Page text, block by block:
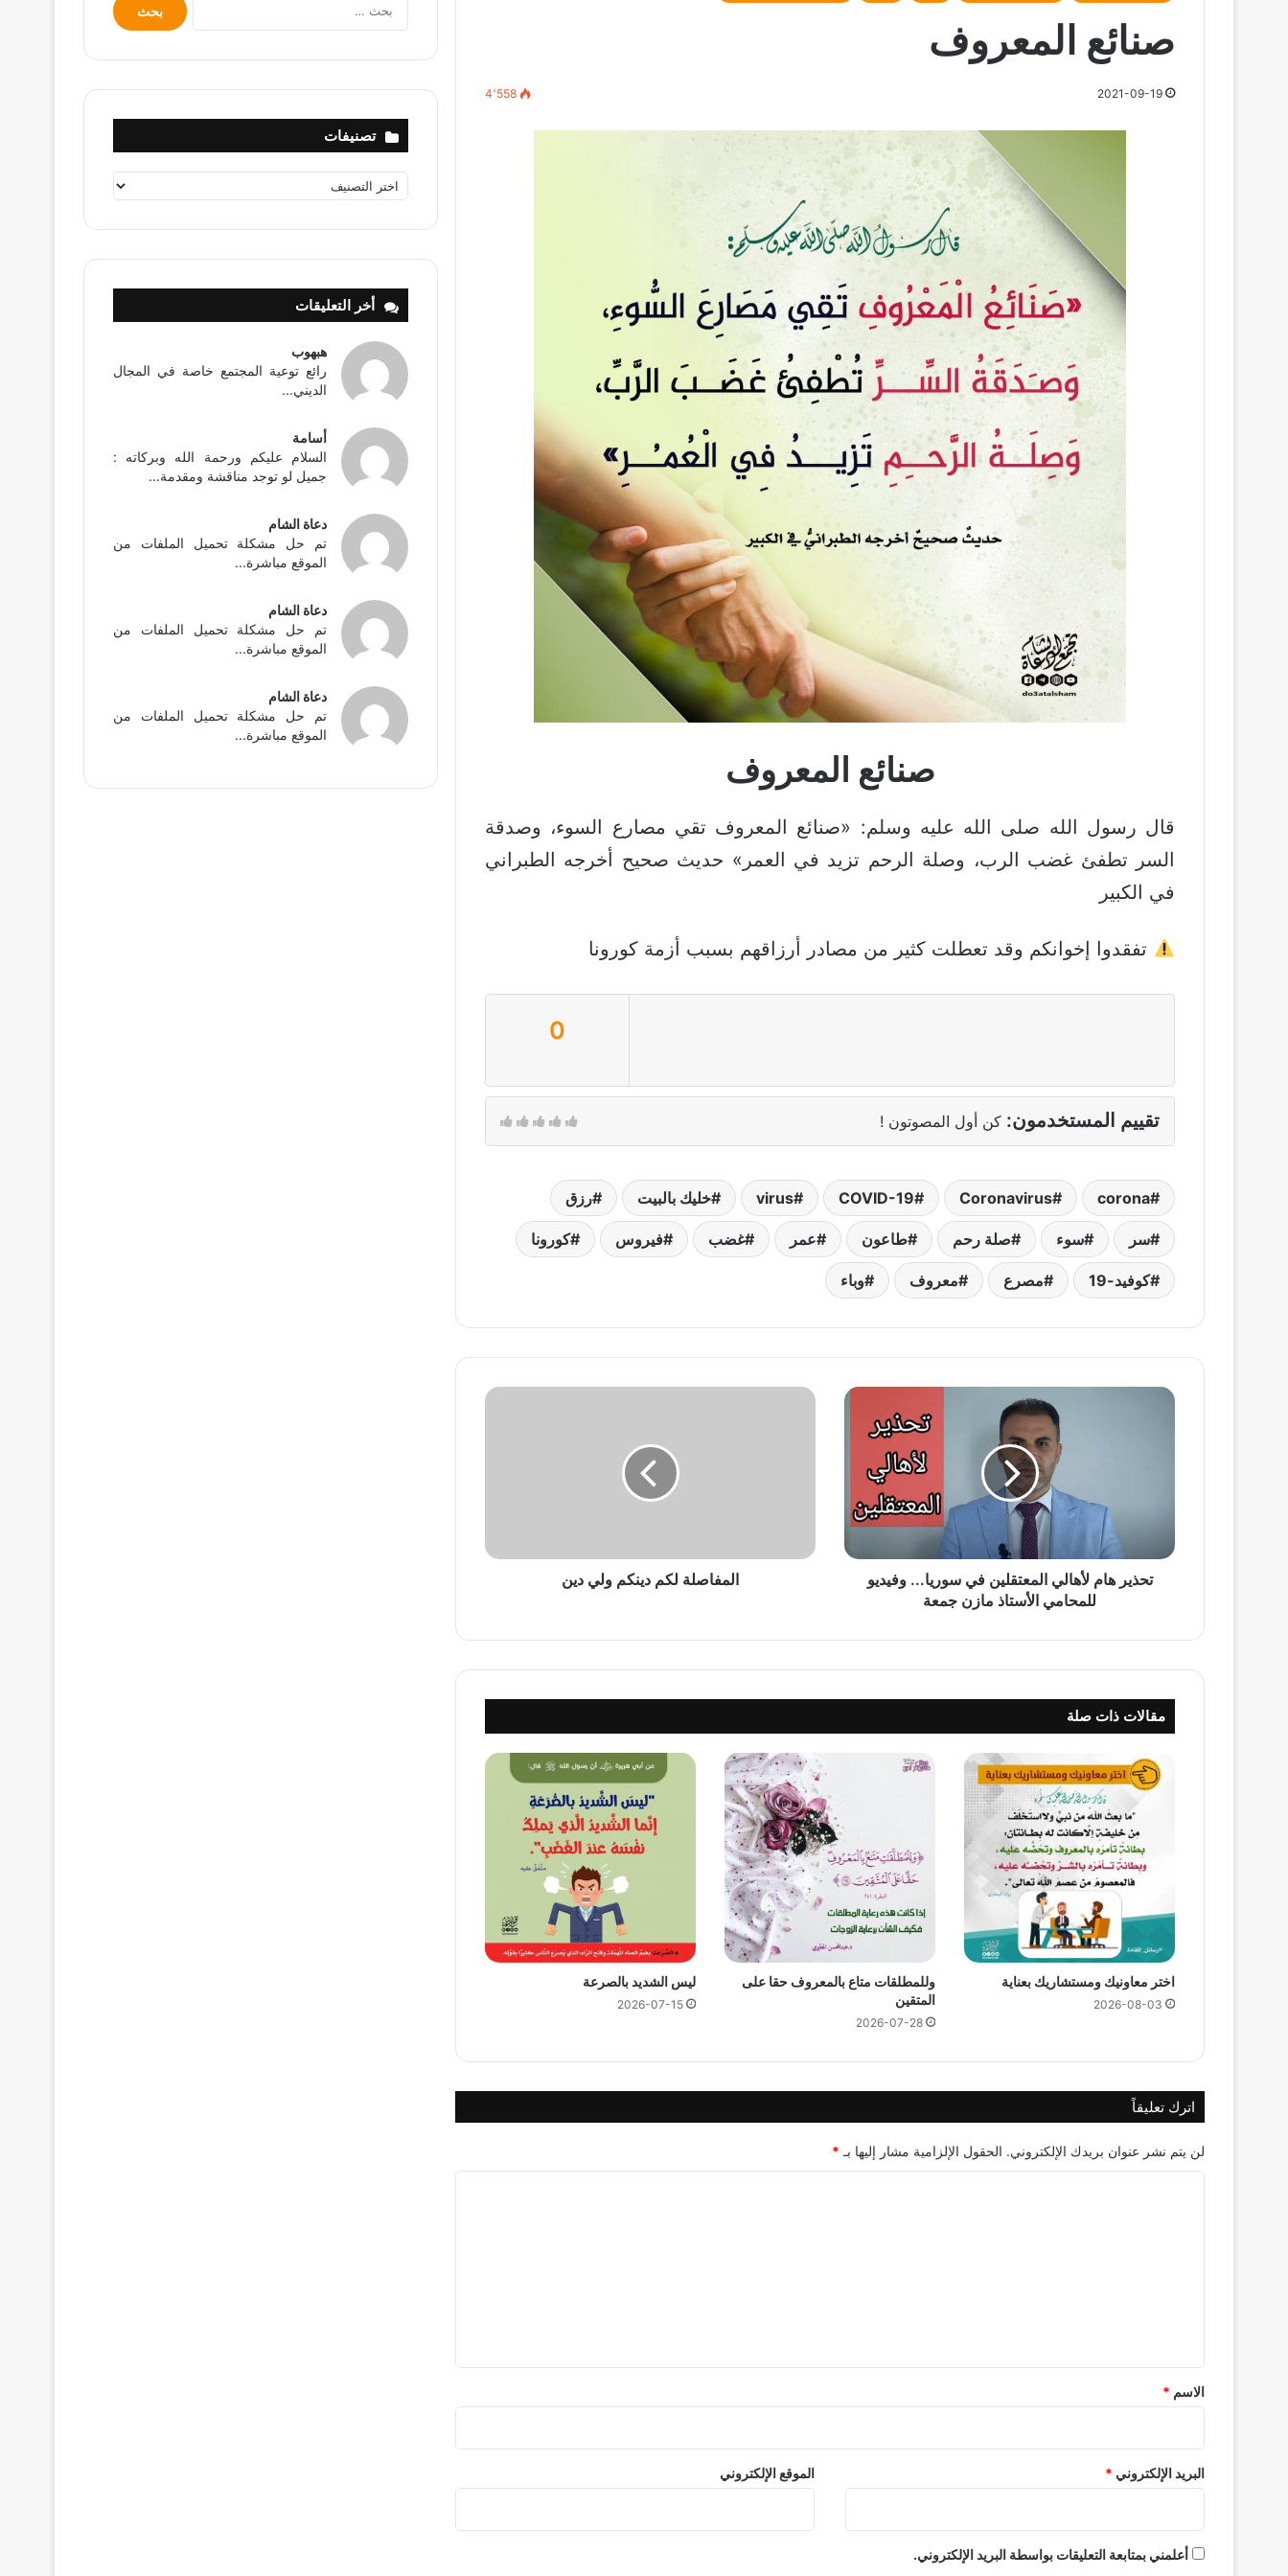
صنائع المعروف
2021-09-19 4٬558
صنائع المعروف
قال رسول الله صلى الله عليه وسلم: «صنائع المعروف تقي مصارع السوء، وصدقة
السر تطفئ غضب الرب، وصلة الرحم تزيد في العمر» حديث صحيح أخرجه الطبراني
في الكبير
تفقدوا إخوانكم وقد تعطلت كثير من مصادر أرزاقهم بسبب أزمة كورونا
0
تقييم المستخدمون: كن أول المصوتون !
corona
Coronavirus
COVID-19
virus خليك بالبيت رزق
سر سوء صلة رحم طاعون عمر غضب فيروس كورونا
كوفيد-19 مصرع معروف وباء
تحذير
الأستاذ
مازنتحذير هام لأهالي المعتقلين في سوريا... وفيديو
للمحامي الأستاذ مازن جمعة
المفاصلة
المفاصلة لكم دينكم ولي دين
مقالات ذات صلة
اختر معاونيك ومستشاريك بعناية
2026-08-03
وللمطلقات متاع بالمعروف حقا على
المتقين
2026-07-28
ليس الشديد بالصرعة
2026-07-15
اترك تعليقاً
لن يتم نشر عنوان بريدك الإلكتروني. الحقول الإلزامية مشار إليها بـ *
*الاسم *
البريد الإلكتروني * الموقع الإلكتروني
أعلمني بمتابعة التعليقات بواسطة البريد الإلكتروني.
عن:
تصنيفات
تصنيفات
أخر التعليقات
هبهوب
رائع توعية المجتمع خاصة في المجال
الديني...
أسامة
السلام عليكم ورحمة الله وبركاته :
جميل لو توجد مناقشة ومقدمة...
دعاة الشام
تم حل مشكلة تحميل الملفات من
الموقع مباشرة...
دعاة الشام
تم حل مشكلة تحميل الملفات من
الموقع مباشرة...
دعاة الشام
تم حل مشكلة تحميل الملفات من
الموقع مباشرة...